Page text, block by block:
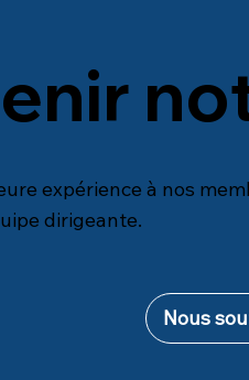
expérience à nos
dirigeante.
Nous